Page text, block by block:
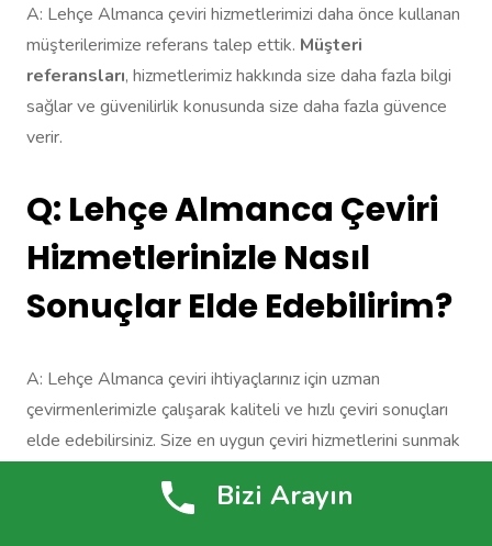
A: Lehçe Almanca çeviri hizmetlerimizi daha önce kullanan
müşterilerimize referans talep ettik. Müşteri
referansları, hizmetlerimiz hakkında size daha fazla bilgi
sağlar ve güvenilirlik konusunda size daha fazla güvence
verir.
Q: Lehçe Almanca Çeviri
Hizmetlerinizle Nasıl
Sonuçlar Elde Edebilirim?
A: Lehçe Almanca çeviri ihtiyaçlarınız için uzman
çevirmenlerimizle çalışarak kaliteli ve hızlı çeviri sonuçları
elde edebilirsiniz. Size en uygun çeviri hizmetlerini sunmak
Bizi Arayın